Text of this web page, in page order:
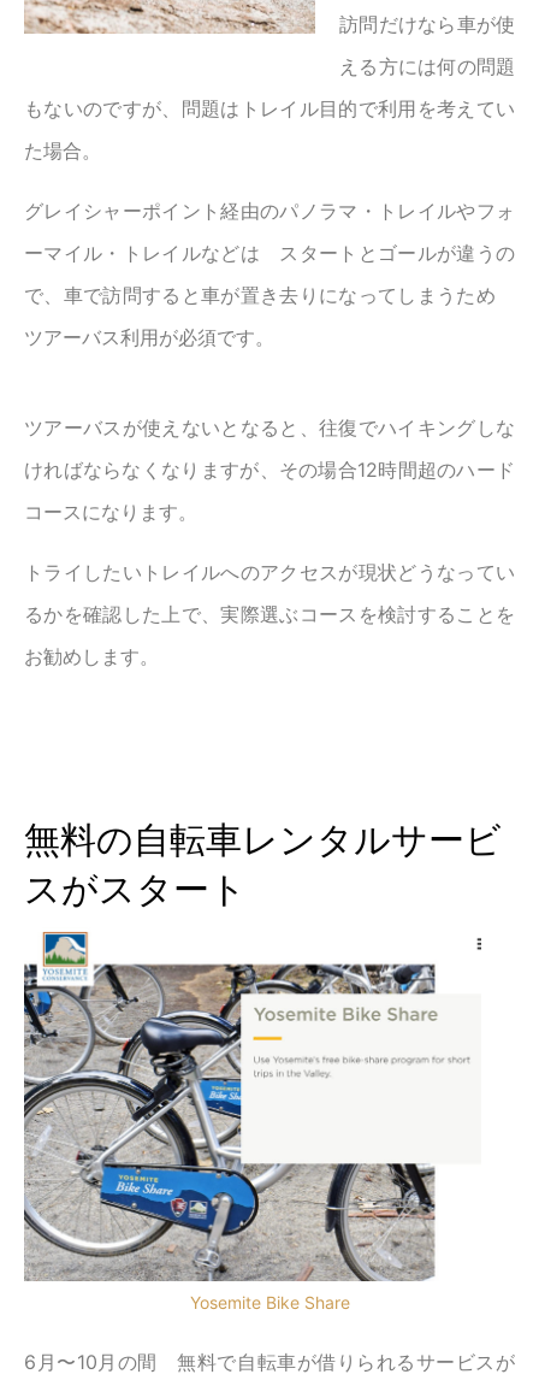
訪問だけなら車が使
える方には何の問題
もないのですが、問題はトレイル目的で利用を考えてい
た場合。
グレイシャーポイント経由のパノラマ・トレイルやフォ
ーマイル・トレイルなどは スタートとゴールが違うの
で、車で訪問すると車が置き去りになってしまうため
ツアーバス利用が必須です。
ツアーバスが使えないとなると、往復でハイキングしな
ければならなくなりますが、その場合12時間超のハード
コースになります。
トライしたいトレイルへのアクセスが現状どうなってい
るかを確認した上で、実際選ぶコースを検討することを
お勧めします。
無料の自転車レンタルサービ
スがスタート
Yosemite Bike Share
6月〜10月の間 無料で自転車が借りられるサービスが